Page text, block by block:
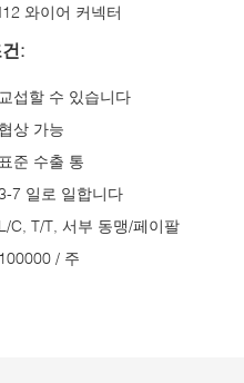
와이어 커넥터
:
교섭할 수 있습니다
협상 가능
표준 수출 통
7 일로 일합니다
L/C, T/T, 서부 동맹/페이팔
100000 / 주